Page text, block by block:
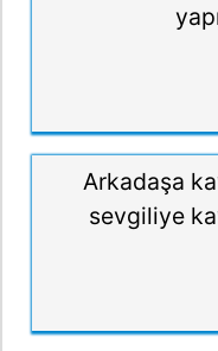
Arkadaşa
sevgiliye